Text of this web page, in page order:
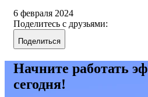
6 февраля 2024
Поделитесь с друзьями:
Поделиться
Начните работать
сегодня!